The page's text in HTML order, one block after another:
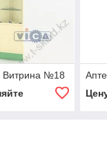
Витрина №18